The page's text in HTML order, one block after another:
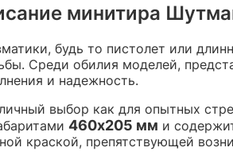
минитира
будь то пистолет или
Среди обилия моделей,
и надежность.
выбор как для опытных
460x205 мм и
краской, препятствующей